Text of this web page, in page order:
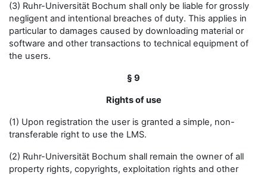
(3) Ruhr-Universität Bochum shall only be liable for grossly
negligent and intentional breaches of duty. This applies in
particular to damages caused by downloading material or
software and other transactions to technical equipment of
the users.
§ 9
Rights of use
(1) Upon registration the user is granted a simple, non-
transferable right to use the LMS.
(2) Ruhr-Universität Bochum shall remain the owner of all
property rights, copyrights, exploitation rights and other